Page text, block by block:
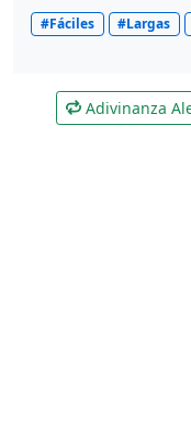
#Fáciles #Largas
Adivinanza